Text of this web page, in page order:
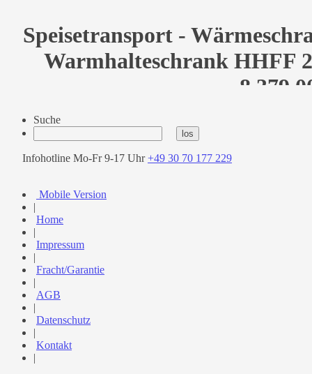
Speisetransport -
Warmhalteschrank HHFF
Suche
Infohotline Mo-Fr 9-17 Uhr+49 30 70 177 229
Mobile Version
|
Home
|
Impressum
|
Fracht/Garantie
|
AGB
|
Datenschutz
|
Kontakt
|